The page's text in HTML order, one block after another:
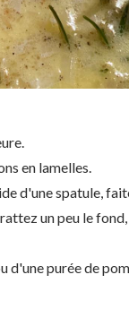
en lamelles.
d'une spatule,
un peu le
purée de